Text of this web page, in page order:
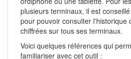
plusieurs terminaux, il est
pour pouvoir consulter l'historique
chiffrées sur tous ses terminaux.
Voici quelques références qui
familiariser avec cet outil :